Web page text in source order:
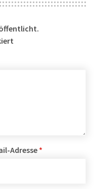
Adresse *